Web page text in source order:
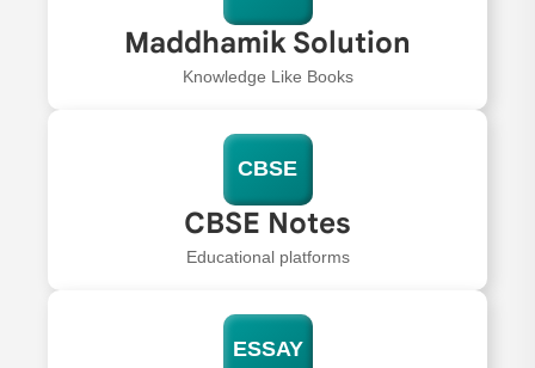
Maddhamik Solution
Knowledge Like Books
CBSE
CBSE Notes
Educational platforms
ESSAY